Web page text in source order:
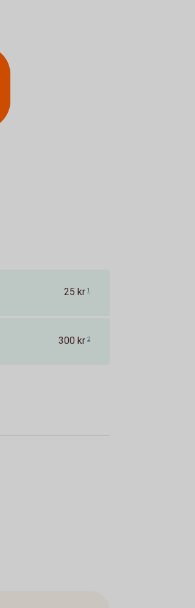
25 kr 1
300 kr 2